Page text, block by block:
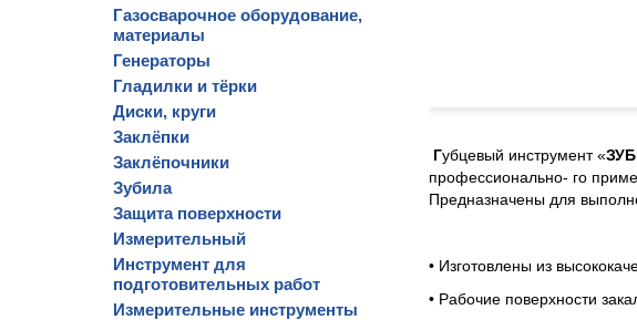
Газосварочное оборудование,
материалы
Генераторы
Гладилки и тёрки
Диски, круги
Заклёпки
Заклёпочники
Зубила
Защита поверхности
Измерительный
Инструмент для
подготовительных работ
Измерительные инструменты
Губцевый инструмент «
профессионально- го
Предназначены для
• Изготовлены из
• Рабочие поверхности